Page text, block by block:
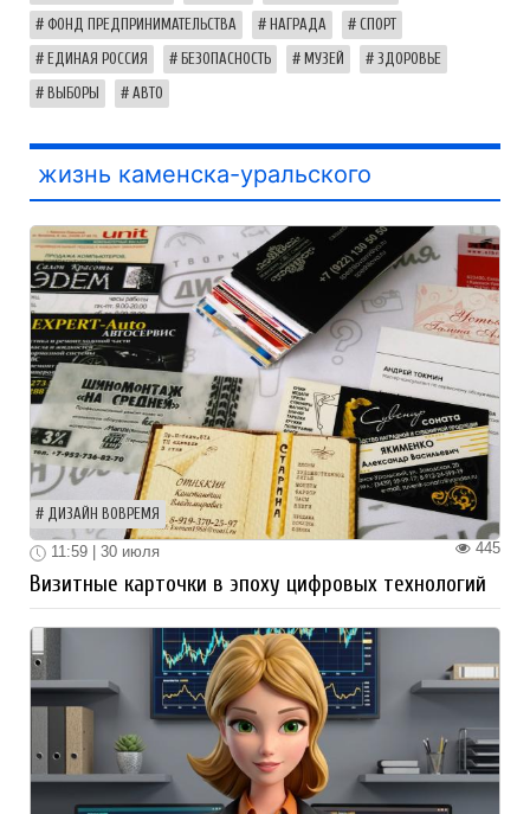
ФОНД ПРЕДПРИНИМАТЕЛЬСТВА НАГРАДА СПОРТ
ЕДИНАЯ РОССИЯ БЕЗОПАСНОСТЬ МУЗЕЙ ЗДОРОВЬЕ
ВЫБОРЫ АВТО
жизнь каменска-уральского
ДИЗАЙН ВОВРЕМЯ
445
11:59 | 30 июля
Визитные карточки в эпоху цифровых технологий